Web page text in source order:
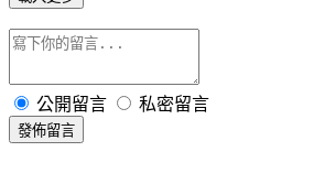
公開留言 私密留言
發佈留言